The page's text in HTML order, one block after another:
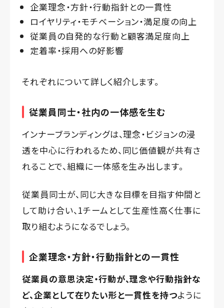
企業理念・方針・行動指針との一貫性
ロイヤリティ・モチベーション・満足度の向上
従業員の自発的な行動と顧客満足度向上
定着率・採用への好影響
それぞれについて詳しく紹介します。
従業員同士・社内の一体感を生む
インナーブランディングは、理念・ビジョンの浸
透を中心に行われるため、同じ価値観が共有さ
れることで、組織に一体感を生み出します。
従業員同士が、同じ大きな目標を目指す仲間と
して助け合い、1チームとして生産性高く仕事に
取り組むようになるでしょう。
企業理念・方針・行動指針との一貫性
従業員の意思決定・行動が、理念や行動指針な
ど、企業として在りたい形と一貫性を持つように